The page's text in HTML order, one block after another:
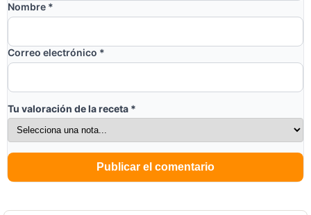
Nombre *
Correo electrónico *
Tu valoración de la receta *